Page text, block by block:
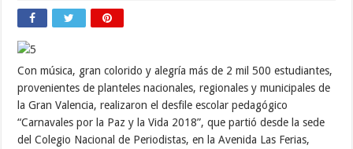
Con música, gran colorido y alegría más de 2 mil 500 estudiantes,
provenientes de planteles nacionales, regionales y municipales de
la Gran Valencia, realizaron el desfile escolar pedagógico
“Carnavales por la Paz y la Vida 2018”, que partió desde la sede
del Colegio Nacional de Periodistas, en la Avenida Las Ferias,